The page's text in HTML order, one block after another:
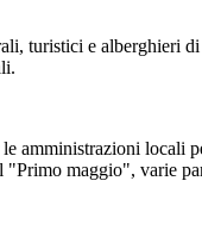
turistici e alberghieri
amministrazioni locali
maggio", varie